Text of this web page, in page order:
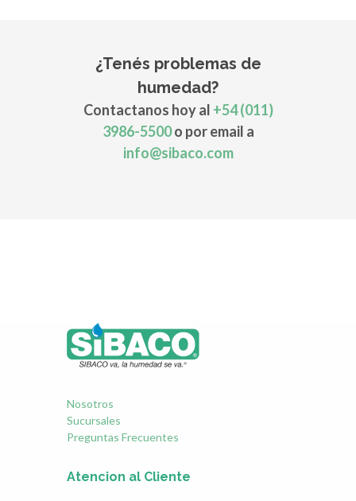
¿Tenés problemas de
humedad?
Contactanos hoy al +54 (011)
3986-5500o por email a
info@sibaco.com
Nosotros
Sucursales
Preguntas Frecuentes
Atencion al Cliente